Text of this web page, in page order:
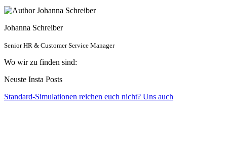
Johanna Schreiber
Senior HR & Customer Service Manager
Wo wir zu finden sind:
Neuste Insta Posts
Standard-Simulationen reichen euch nicht? Uns auch